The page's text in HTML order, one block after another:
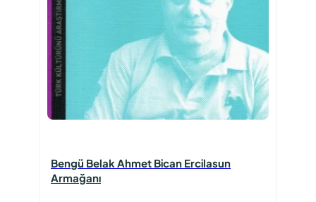
Bengü Belak Ahmet Bican Ercilasun
Armağanı